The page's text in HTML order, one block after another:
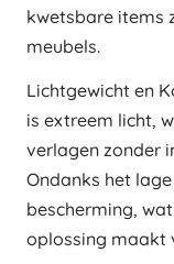
kwetsbare items
meubels.
Lichtgewicht en
is extreem licht,
verlagen zonder
Ondanks het
bescherming,
oplossing maakt